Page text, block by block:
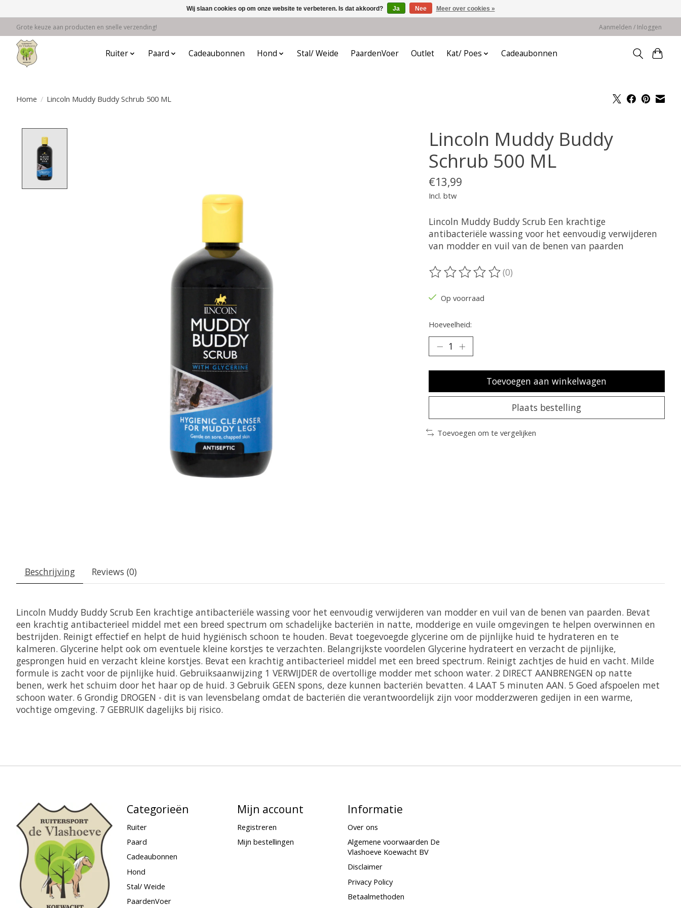
Grote keuze aan producten en snelle verzending! Aanmelden / Inloggen
Ruiter Paard Cadeaubonnen Hond Stal/ Weide PaardenVoer Outlet Kat/ Poes Cadeaubonnen
Home / Lincoln Muddy Buddy Schrub 500 ML
Lincoln Muddy Buddy
Schrub 500 ML
€13,99
Incl. btw
Lincoln Muddy Buddy Scrub Een krachtige
antibacteriële wassing voor het eenvoudig verwijderen
van modder en vuil van de benen van paarden
De beoordeling van dit product is
(0)
Op voorraad
Hoeveelheid:
Toevoegen aan winkelwagen
Plaats bestelling
Toevoegen om te vergelijken
Beschrijving Reviews (0)
Lincoln Muddy Buddy Scrub Een krachtige antibacteriële wassing voor het eenvoudig verwijderen van modder en vuil van de benen van paarden. Bevat
een krachtig antibacterieel middel met een breed spectrum om schadelijke bacteriën in natte, modderige en vuile omgevingen te helpen overwinnen en
bestrijden. Reinigt effectief en helpt de huid hygiënisch schoon te houden. Bevat toegevoegde glycerine om de pijnlijke huid te hydrateren en te
kalmeren. Glycerine helpt ook om eventuele kleine korstjes te verzachten. Belangrijkste voordelen Glycerine hydrateert en verzacht de pijnlijke,
gesprongen huid en verzacht kleine korstjes. Bevat een krachtig antibacterieel middel met een breed spectrum. Reinigt zachtjes de huid en vacht. Milde
formule is zacht voor de pijnlijke huid. Gebruiksaanwijzing 1 VERWIJDER de overtollige modder met schoon water. 2 DIRECT AANBRENGEN op natte
benen, werk het schuim door het haar op de huid. 3 Gebruik GEEN spons, deze kunnen bacteriën bevatten. 4 LAAT 5 minuten AAN. 5 Goed afspoelen met
schoon water. 6 Grondig DROGEN - dit is van levensbelang omdat de bacteriën die verantwoordelijk zijn voor modderzweren gedijen in een warme,
vochtige omgeving. 7 GEBRUIK dagelijks bij risico.
Categorieën
Ruiter
Paard
Cadeaubonnen
Hond
Stal/ Weide
PaardenVoer
Mijn account
Registreren
Mijn bestellingen
Informatie
Over ons
Algemene voorwaarden De
Vlashoeve Koewacht BV
Disclaimer
Privacy Policy
Betaalmethoden
Wij slaan cookies op om onze website te verbeteren. Is dat akkoord? Ja Nee Meer over cookies »